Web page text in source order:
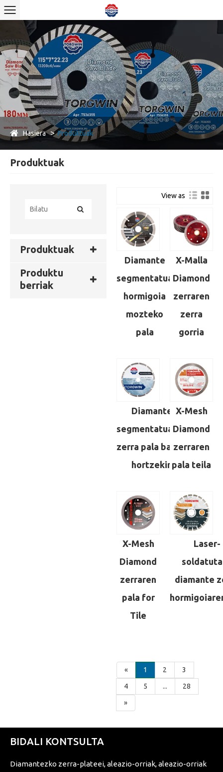
Hasiera Produktuak
Produktuak
Produktuak
Produktu
berriak
View as
Diamante
segmentatua
hormigoia
mozteko
pala
X-Malla
Diamond
zerraren
zerra
gorria
Diamante
segmentatuaren
zerra pala babes
hortzekin
X-Mesh
Diamond
zerraren
pala teila
X-Mesh
Diamond
zerraren
pala for
Tile
Laser-
diamante
« 1 2 3
4 5 ... 28
»
BIDALI KONTSULTA
Diamantezko zerra-plateei, aleazio-orriak, aleazio-orriak